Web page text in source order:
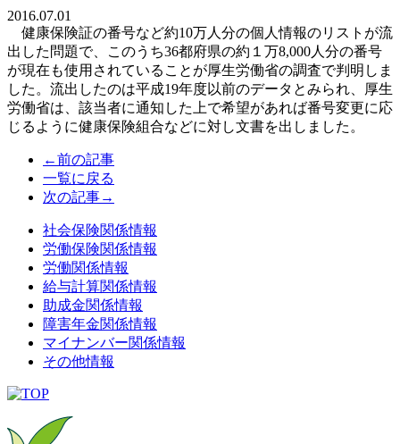
2016.07.01
健康保険証の番号など約10万人分の個人情報のリストが流
出した問題で、このうち36都府県の約 １万8,000人分の番号
が現在も使用されていること が厚生労働省の調査で判明しま
した。流出したのは平成19年度以前のデータとみられ
厚生
労働省は 、該当者に通知した上で希望があれば番号変更に応
じるように健康保険組合などに対し文書を出しました。
←前の記事
一覧に戻る
次の記事→
社会保険関係情報
労働保険関係情報
労働関係情報
給与計算関係情報
助成金関係情報
障害年金関係情報
マイナンバー関係情報
その他情報